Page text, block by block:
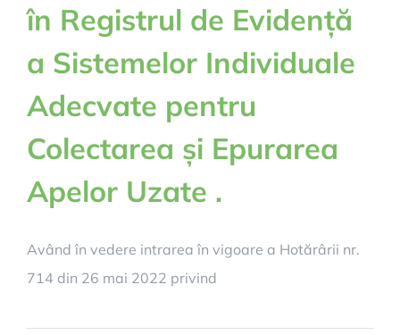
în Registrul de Evidență
a Sistemelor Individuale
Adecvate pentru
Colectarea și Epurarea
Apelor Uzate .
Având în vedere intrarea în vigoare a Hotărârii nr.
714 din 26 mai 2022 privind